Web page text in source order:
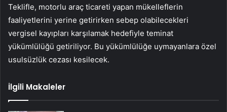
Teklifle, motorlu araç ticareti yapan mükelleflerin
faaliyetlerini yerine getirirken sebep olabilecekleri
vergisel kayıpları karşılamak hedefiyle teminat
yükümlülüğü getiriliyor. Bu yükümlülüğe uymayanlara özel
usulsüzlük cezası kesilecek.
İlgili Makaleler